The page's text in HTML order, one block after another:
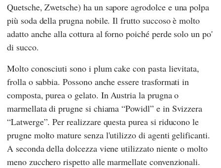
Quetsche, Zwetsche) ha un sapore agrodolce e una polpa
più soda della prugna nobile. Il frutto succoso è molto
adatto anche alla cottura al forno poiché perde solo un po'
di succo.
Molto conosciuti sono i plum cake con pasta lievitata,
frolla o sabbia. Possono anche essere trasformati in
composta, purea o gelato. In Austria la prugna o
marmellata di prugne si chiama “Powidl” e in Svizzera
“Latwerge”. Per realizzare questa purea si riducono le
prugne molto mature senza l'utilizzo di agenti gelificanti.
A seconda della dolcezza viene utilizzato niente o molto
meno zucchero rispetto alle marmellate convenzionali.